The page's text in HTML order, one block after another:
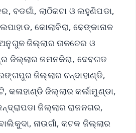
ବଡଗାଁ, ଲାଠିକଟା ଓ ଲହୁଣିପଡା,
କୋଲାବିରା, ଢେଙ୍କାନାଳ
ଜିଲ୍ଲାର ତାଳଚେର ଓ
ଜମନକିରା, ଦେବଗଡ
ଜିଲ୍ଲାର ଚନ୍ଦାହାଣ୍ଡି,
ଜିଲ୍ଲାର କର୍ଲାମୁଣ୍ଡା,
ଜିଲ୍ଲାର ରାଜନଗର,
ନାଉଗାଁ, କଟକ ଜିଲ୍ଲାର